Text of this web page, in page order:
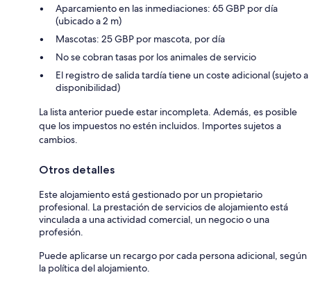
Aparcamiento en las inmediaciones: 65 GBP por día
(ubicado a 2 m)
Mascotas: 25 GBP por mascota, por día
No se cobran tasas por los animales de servicio
El registro de salida tardía tiene un coste adicional (sujeto a
disponibilidad)
La lista anterior puede estar incompleta. Además, es posible
que los impuestos no estén incluidos. Importes sujetos a
cambios.
Otros detalles
Este alojamiento está gestionado por un propietario
profesional. La prestación de servicios de alojamiento está
vinculada a una actividad comercial, un negocio o una
profesión.
Puede aplicarse un recargo por cada persona adicional, según
la política del alojamiento.